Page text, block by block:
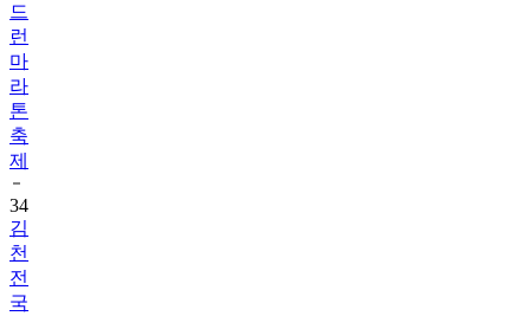
드
런
마
라
톤
축
제
34
김
천
전
국